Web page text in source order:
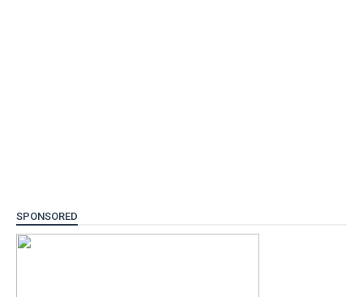
SPONSORED